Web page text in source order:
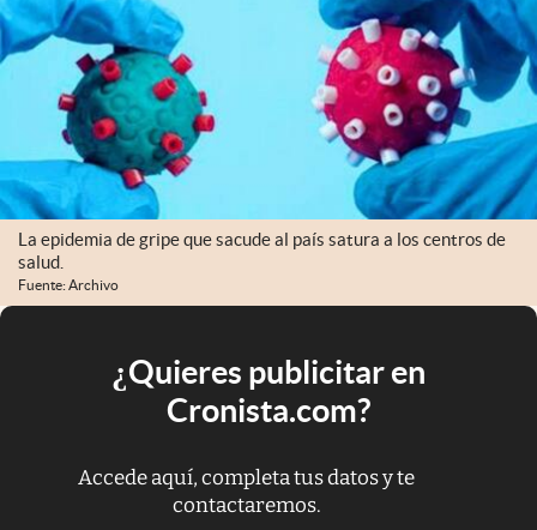
La epidemia de gripe que sacude al país satura a los centros de
salud.
Fuente: Archivo
¿Quieres publicitar en
Cronista.com?
Accede aquí, completa tus datos y te
contactaremos.